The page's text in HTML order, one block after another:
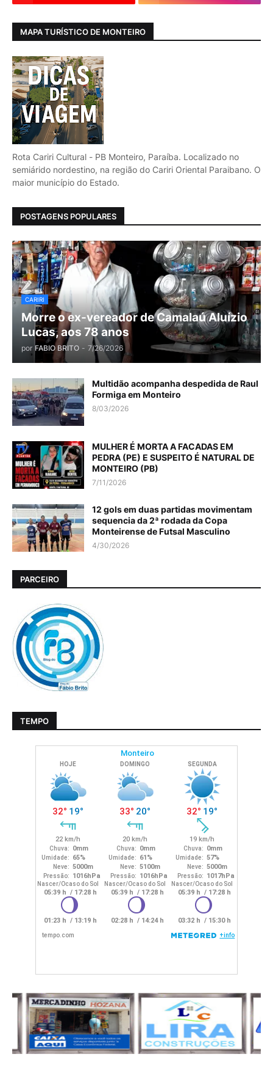
MAPA TURÍSTICO DE MONTEIRO
Rota Cariri Cultural - PB Monteiro, Paraíba. Localizado no
semiárido nordestino, na região do Cariri Oriental Paraibano. O
maior município do Estado.
POSTAGENS POPULARES
CARIRI
Morre o ex-vereador de Camalaú Aluízio
Lucas, aos 78 anos
por FABIO BRITO - 7/26/2026
Multidão acompanha despedida de Raul
Formiga em Monteiro
8/03/2026
MULHER É MORTA A FACADAS EM
PEDRA (PE) E SUSPEITO É NATURAL DE
MONTEIRO (PB)
7/11/2026
12 gols em duas partidas movimentam
sequencia da 2ª rodada da Copa
Monteirense de Futsal Masculino
4/30/2026
PARCEIRO
TEMPO